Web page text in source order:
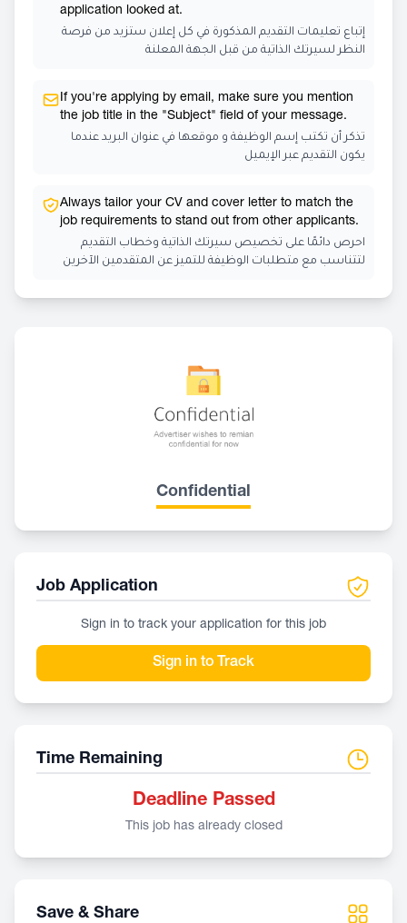
application looked at.
إتباع تعليمات التقديم المذكورة في كل إعلان ستزيد من فرصة
النظر لسيرتك الذاتية من قبل الجهة المعلنة
If you're applying by email, make sure you mention
the job title in the "Subject" field of your message.
تذكر أن تكتب إسم الوظيفة و موقعها في عنوان البريد عندما
يكون التقديم عبر الإيميل
Always tailor your CV and cover letter to match the
job requirements to stand out from other applicants.
احرص دائمًا على تخصيص سيرتك الذاتية وخطاب التقديم
لتتناسب مع متطلبات الوظيفة للتميز عن المتقدمين الآخرين
Confidential
Job Application
Sign in to track your application for this job
Sign in to Track
Time Remaining
Deadline Passed
This job has already closed
Save & Share